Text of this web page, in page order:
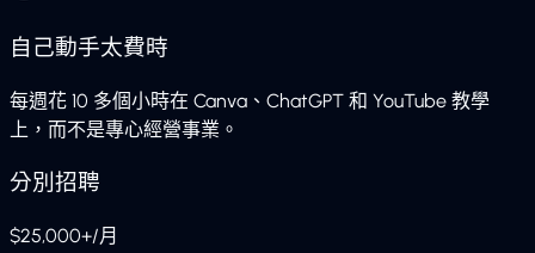
自己動手太費時
每週花 10 多個小時在 Canva、ChatGPT 和 YouTube 教學
上，而不是專心經營事業。
分別招聘
$25,000+/月